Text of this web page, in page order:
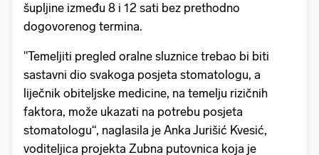
šupljine između 8 i 12 sati bez prethodno
dogovorenog termina.
"Temeljiti pregled oralne sluznice trebao bi biti
sastavni dio svakoga posjeta stomatologu, a
liječnik obiteljske medicine, na temelju rizičnih
faktora, može ukazati na potrebu posjeta
stomatologu“, naglasila je Anka Jurišić Kvesić,
voditeljica projekta Zubna putovnica koja je